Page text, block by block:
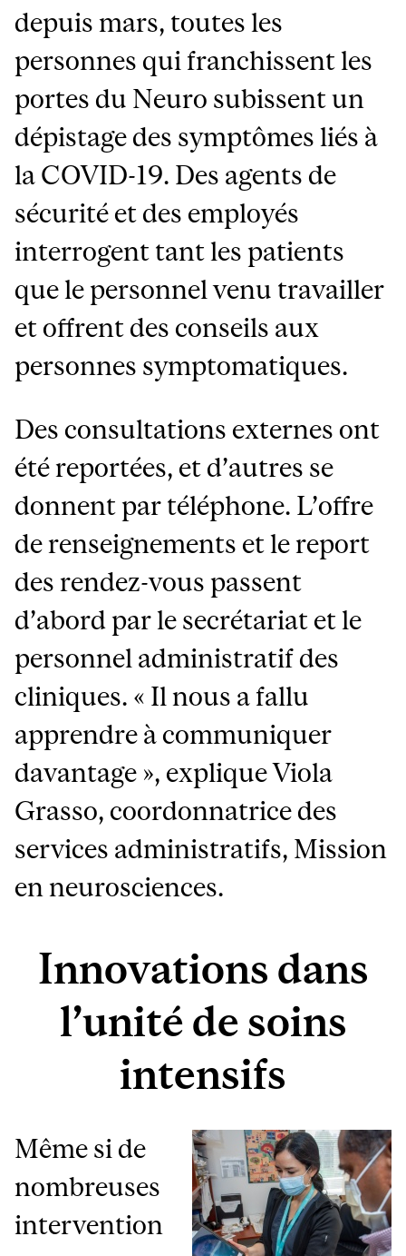
depuis mars, toutes les
personnes qui franchissent les
portes du Neuro subissent un
dépistage des symptômes liés à
la COVID-19. Des agents de
sécurité et des employés
interrogent tant les patients
que le personnel venu travailler
et offrent des conseils aux
personnes symptomatiques.
Des consultations externes ont
été reportées, et d’autres se
donnent par téléphone. L’offre
de renseignements et le report
des rendez-vous passent
d’abord par le secrétariat et le
personnel administratif des
cliniques. « Il nous a fallu
apprendre à communiquer
davantage », explique Viola
Grasso, coordonnatrice des
services administratifs, Mission
en neurosciences.
Innovations dans
l’unité de soins
intensifs
Même si de
nombreuses
intervention